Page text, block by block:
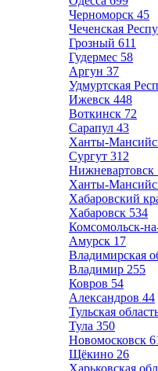
Черноморск 45
Чеченская
Грозный 611
Гудермес 58
Аргун 37
Удмуртская
Ижевск 448
Воткинск 72
Сарапул 43
Ханты-
Сургут 312
Нижневартовск
Ханты-
Хабаровский
Хабаровск 534
Комсомольск-
Амурск 17
Владимирская
Владимир 255
Ковров 54
Александров 44
Тульская
Тула 350
Новомосковск
Щёкино 26
Харьковская